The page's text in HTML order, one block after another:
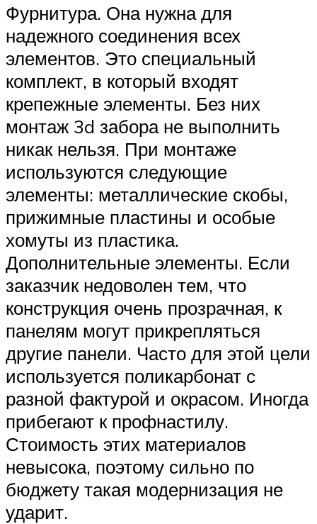
Фурнитура. Она нужна для
надежного соединения всех
элементов. Это специальный
комплект, в который входят
крепежные элементы. Без них
монтаж 3d забора не выполнить
никак нельзя. При монтаже
используются следующие
элементы: металлические скобы,
прижимные пластины и особые
хомуты из пластика.
Дополнительные элементы. Если
заказчик недоволен тем, что
конструкция очень прозрачная, к
панелям могут прикрепляться
другие панели. Часто для этой цели
используется поликарбонат с
разной фактурой и окрасом. Иногда
прибегают к профнастилу.
Стоимость этих материалов
невысока, поэтому сильно по
бюджету такая модернизация не
ударит.